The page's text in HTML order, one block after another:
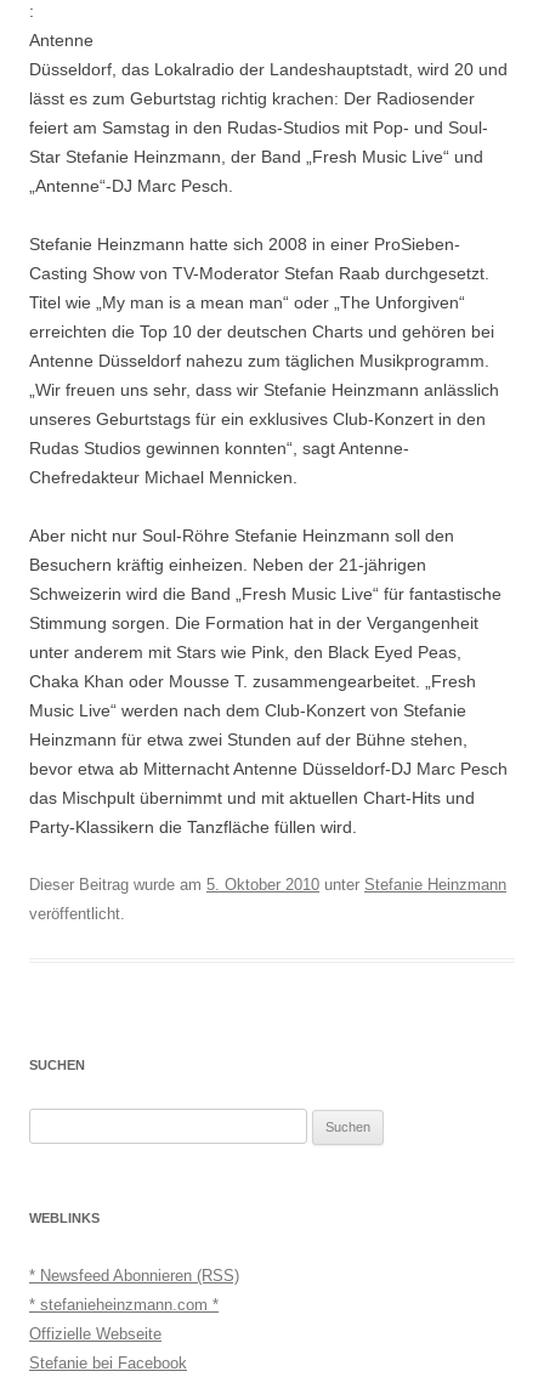
:
Antenne
Düsseldorf, das Lokalradio der Landeshauptstadt, wird 20 und
lässt es zum Geburtstag richtig krachen: Der Radiosender
feiert am Samstag in den Rudas-Studios mit Pop- und Soul-
Star Stefanie Heinzmann, der Band „Fresh Music Live“ und
„Antenne“-DJ Marc Pesch.
Stefanie Heinzmann hatte sich 2008 in einer ProSieben-
Casting Show von TV-Moderator Stefan Raab durchgesetzt.
Titel wie „My man is a mean man“ oder „The Unforgiven“
erreichten die Top 10 der deutschen Charts und gehören bei
Antenne Düsseldorf nahezu zum täglichen Musikprogramm.
„Wir freuen uns sehr, dass wir Stefanie Heinzmann anlässlich
unseres Geburtstags für ein exklusives Club-Konzert in den
Rudas Studios gewinnen konnten“, sagt Antenne-
Chefredakteur Michael Mennicken.
Aber nicht nur Soul-Röhre Stefanie Heinzmann soll den
Besuchern kräftig einheizen. Neben der 21-jährigen
Schweizerin wird die Band „Fresh Music Live“ für fantastische
Stimmung sorgen. Die Formation hat in der Vergangenheit
unter anderem mit Stars wie Pink, den Black Eyed Peas,
Chaka Khan oder Mousse T. zusammengearbeitet. „Fresh
Music Live“ werden nach dem Club-Konzert von Stefanie
Heinzmann für etwa zwei Stunden auf der Bühne stehen,
bevor etwa ab Mitternacht Antenne Düsseldorf-DJ Marc Pesch
das Mischpult übernimmt und mit aktuellen Chart-Hits und
Party-Klassikern die Tanzfläche füllen wird.
Dieser Beitrag wurde am 5. Oktober 2010 unter Stefanie Heinzmann
veröffentlicht.
SUCHEN
WEBLINKS
* Newsfeed Abonnieren (RSS)
* stefanieheinzmann.com *
Offizielle Webseite
Stefanie bei Facebook